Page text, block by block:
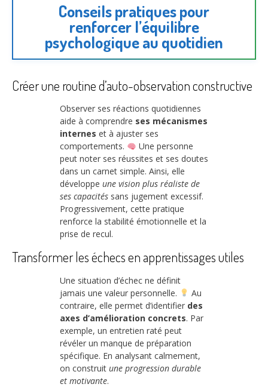
Conseils pratiques pour
renforcer l’équilibre
psychologique au quotidien
Créer une routine d’auto-observation constructive
Observer ses réactions quotidiennes
aide à comprendre ses mécanismes
internes et à ajuster ses
comportements.
Une personne
peut noter ses réussites et ses doutes
dans un carnet simple. Ainsi, elle
développe une vision plus réaliste de
ses capacités sans jugement excessif.
Progressivement, cette pratique
renforce la stabilité émotionnelle et la
prise de recul.
Transformer les échecs en apprentissages utiles
Une situation d’échec ne définit
jamais une valeur personnelle.
Au
contraire, elle permet d’identifier des
axes d’amélioration concrets. Par
exemple, un entretien raté peut
révéler un manque de préparation
spécifique. En analysant calmement,
on construit une progression durable
et motivante.